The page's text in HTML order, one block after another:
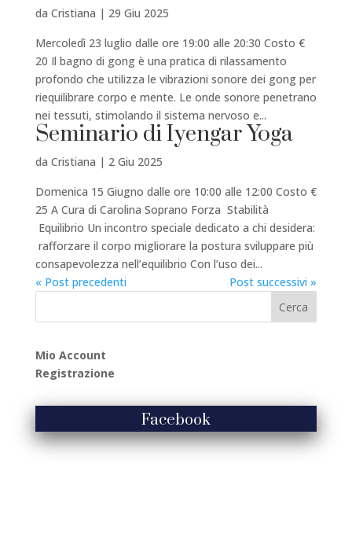
da Cristiana | 29 Giu 2025
Mercoledì 23 luglio dalle ore 19:00 alle 20:30 Costo €
20 Il bagno di gong è una pratica di rilassamento
profondo che utilizza le vibrazioni sonore dei gong per
riequilibrare corpo e mente. Le onde sonore penetrano
nei tessuti, stimolando il sistema nervoso e...
Seminario di Iyengar Yoga
da Cristiana | 2 Giu 2025
Domenica 15 Giugno dalle ore 10:00 alle 12:00 Costo €
25 A Cura di Carolina Soprano Forza Stabilità
Equilibrio Un incontro speciale dedicato a chi desidera:
rafforzare il corpo migliorare la postura sviluppare più
consapevolezza nell’equilibrio Con l’uso dei...
« Post precedenti
Post successivi »
Mio Account
Registrazione
Facebook